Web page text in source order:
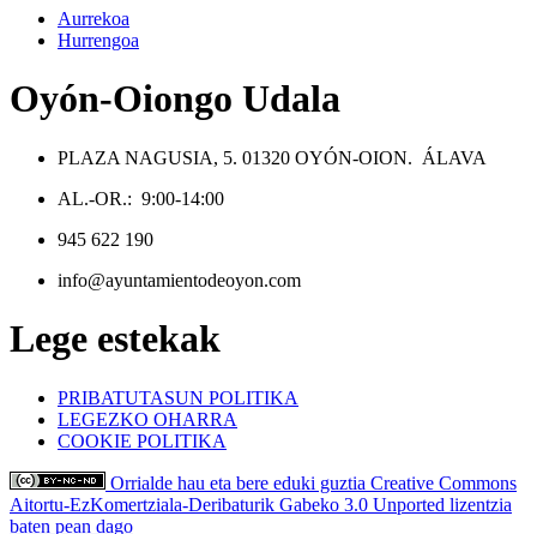
Aurrekoa
Hurrengoa
Oyón-Oiongo Udala
PLAZA NAGUSIA, 5. 01320 OYÓN-OION. ÁLAVA
AL.-OR.: 9:00-14:00
945 622 190
info@ayuntamientodeoyon.com
Lege estekak
PRIBATUTASUN POLITIKA
LEGEZKO OHARRA
COOKIE POLITIKA
Orrialde hau eta bere eduki guztia Creative Commons
Aitortu-EzKomertziala-Deribaturik Gabeko 3.0 Unported lizentzia
baten pean dago